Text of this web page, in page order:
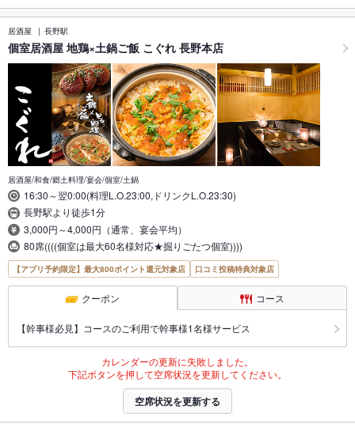
居酒屋 長野駅
個室居酒屋 地鶏×土鍋ご飯 こぐれ 長野本店
居酒屋/和食/郷土料理/宴会/個室/土鍋
16:30～翌0:00(料理L.O.23:00,ドリンクL.O.23:30)
長野駅より徒歩1分
3,000円～4,000円（通常、宴会平均）
80席((((個室は最大60名様対応★掘りごたつ個室))))
【アプリ予約限定】最大800ポイント還元対象店 口コミ投稿特典対象店
クーポン コース
【幹事様必見】コースのご利用で幹事様1名様サービス
カレンダーの更新に失敗しました。
下記ボタンを押して空席状況を更新してください。
空席状況を更新する